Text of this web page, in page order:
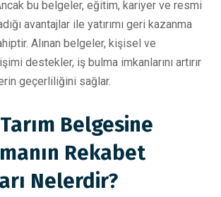
bu belgeler, eğitim, kariyer ve resmi
avantajlar ile yatırımı geri kazanma
Alınan belgeler, kişisel ve
destekler, iş bulma imkanlarını artırır
geçerliliğini sağlar.
Belgesine
Rekabet
Nelerdir?